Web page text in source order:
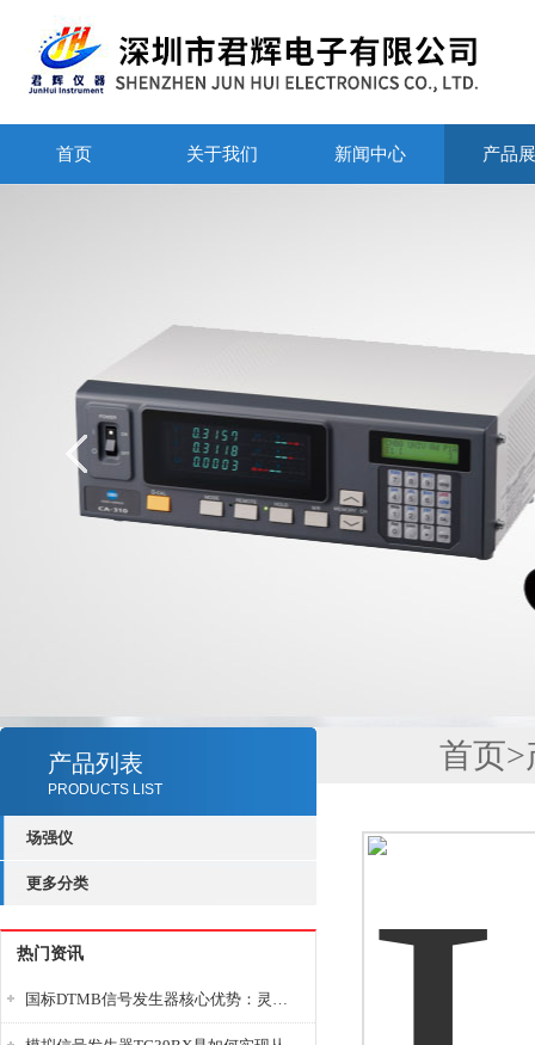
首页 关于我们 新闻中心 产品
产品列表
PRODUCTS LIST
场强仪
更多分类
热门资讯
国标DTMB信号发生器核心优势：灵活性与准确性的结合
首页>